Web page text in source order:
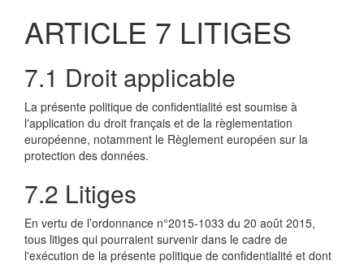
ARTICLE 7 LITIGES
7.1 Droit applicable
La présente politique de confidentialité est soumise à
l'application du droit français et de la règlementation
européenne, notamment le Règlement européen sur la
protection des données.
7.2 Litiges
En vertu de l’ordonnance n°2015-1033 du 20 août 2015,
tous litiges qui pourraient survenir dans le cadre de
l'exécution de la présente politique de confidentialité et dont